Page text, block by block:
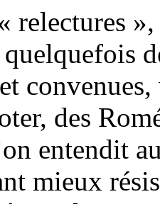
relectures
quelquefois
des
entendit
mieux